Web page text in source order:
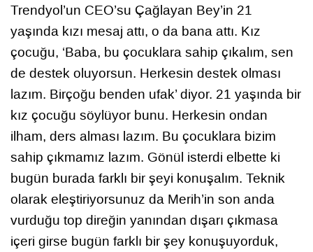
Trendyol’un CEO’su Çağlayan Bey’in 21
yaşında kızı mesaj attı, o da bana attı. Kız
çocuğu, ‘Baba, bu çocuklara sahip çıkalım, sen
de destek oluyorsun. Herkesin destek olması
lazım. Birçoğu benden ufak’ diyor. 21 yaşında bir
kız çocuğu söylüyor bunu. Herkesin ondan
ilham, ders alması lazım. Bu çocuklara bizim
sahip çıkmamız lazım. Gönül isterdi elbette ki
bugün burada farklı bir şeyi konuşalım. Teknik
olarak eleştiriyorsunuz da Merih’in son anda
vurduğu top direğin yanından dışarı çıkmasa
içeri girse bugün farklı bir şey konuşuyorduk,